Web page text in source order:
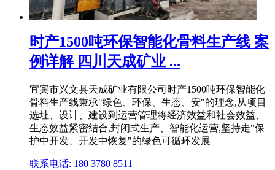
时产1500吨环保智能化骨料生产线 案
例详解 四川天成矿业 ...
宜宾市兴文县天成矿业有限公司时产1500吨环保智能化
骨料生产线秉承"绿色、环保、生态、安"的理念,从项目
选址、设计、建设到运营管理将经济效益和社会效益、
生态效益紧密结合,封闭式生产、智能化运营,坚持走"保
护中开发、开发中恢复"的绿色可循环发展
联系电话: 180 3780 8511